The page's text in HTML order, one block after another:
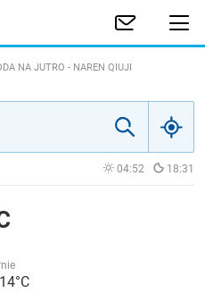
NA JUTRO - NAREN QIUJI
04:52 18:31